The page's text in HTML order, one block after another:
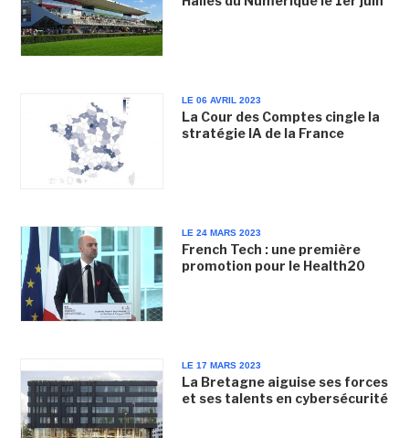
LE 06 AVRIL 2023
La Cour des Comptes cingle la
stratégie IA de la France
LE 24 MARS 2023
French Tech : une première
promotion pour le Health20
LE 17 MARS 2023
La Bretagne aiguise ses forces
et ses talents en cybersécurité